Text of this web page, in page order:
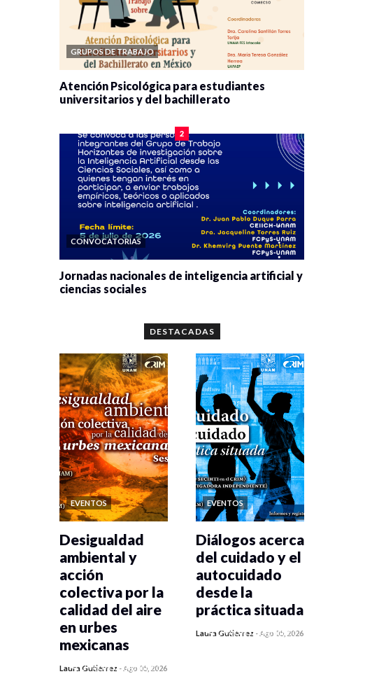
GRUPOS DE TRABAJO
Atención Psicológica para estudiantes
universitarios y del bachillerato
2
CONVOCATORIAS
Jornadas nacionales de inteligencia artificial y
ciencias sociales
DESTACADAS
EVENTOS
0 veces compartido
Desigualdad
ambiental y
acción
colectiva por la
calidad del aire
en urbes
mexicanas
Laura Gutiérrez -Ago 05, 2026
EVENTOS
0 veces compartido
Diálogos acerca
del cuidado y el
autocuidado
desde la
práctica situada
Laura Gutiérrez -Ago 05, 2026